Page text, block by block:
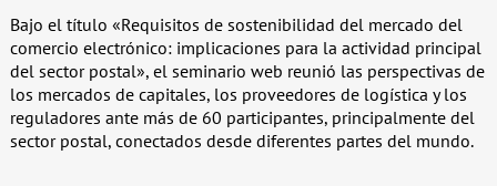
Bajo el título «Requisitos de sostenibilidad del mercado del
comercio electrónico: implicaciones para la actividad principal
del sector postal», el seminario web reunió las perspectivas de
los mercados de capitales, los proveedores de logística y los
reguladores ante más de 60 participantes, principalmente del
sector postal, conectados desde diferentes partes del mundo.